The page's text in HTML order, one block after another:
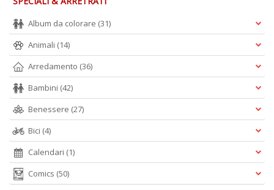
Album da colorare (31)
Animali (14)
Arredamento (36)
Bambini (42)
Benessere (27)
Bici (4)
Calendari (1)
Comics (50)